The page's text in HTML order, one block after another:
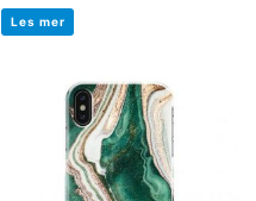
Vurdert
av
5
Les mer